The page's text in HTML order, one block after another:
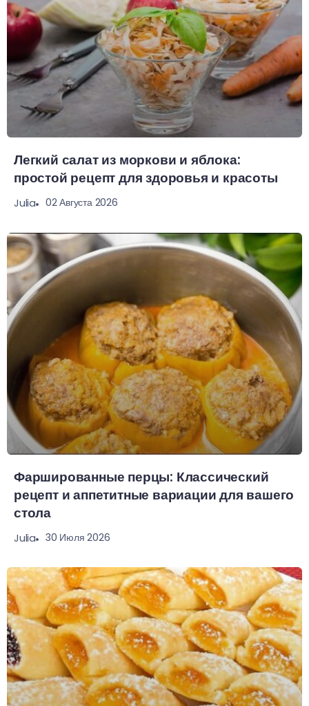
Легкий салат из моркови и яблока:
простой рецепт для здоровья и красоты
Julia 02 Августа 2026
Фаршированные перцы: Классический
рецепт и аппетитные вариации для вашего
стола
Julia 30 Июля 2026